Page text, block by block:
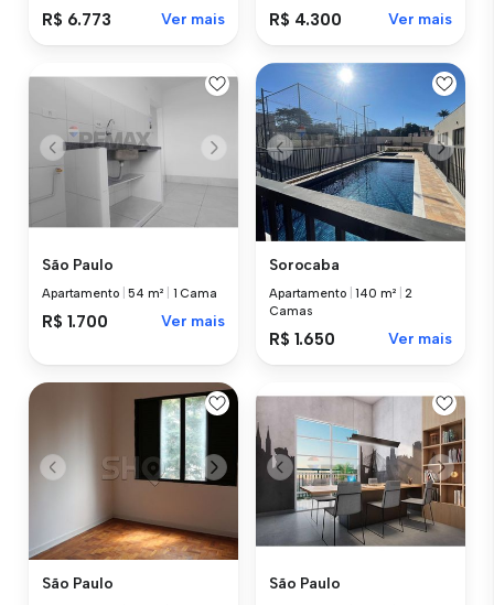
R$ 6.773 Ver mais R$ 4.300 Ver mais
São Paulo
Apartamento |54 m² 1 Cama
R$ 1.700 Ver mais
Sorocaba
Apartamento |140 m² |2
Camas
R$ 1.650 Ver mais
São Paulo São Paulo